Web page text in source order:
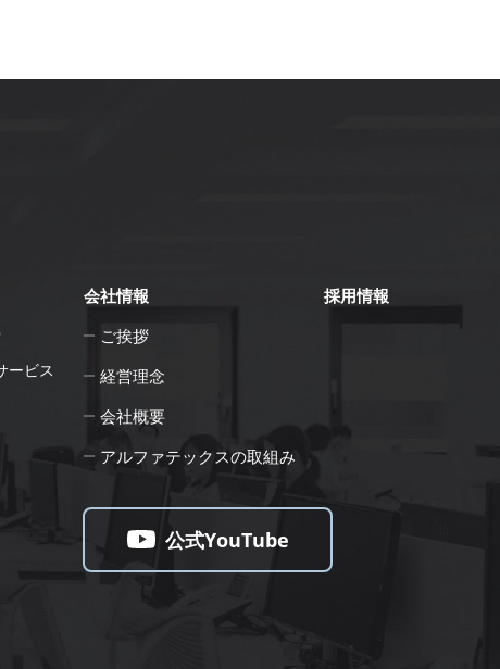
ービス
会社情報
ご挨拶
経営理念
会社概要
アルファテックスの取組み
採用情報
公式YouTube